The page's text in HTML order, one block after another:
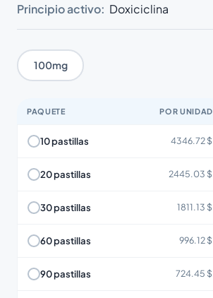
Principio activo: Doxiciclina
100mg
PAQUETE POR UNIDAD
10 pastillas 4346.72 $
20 pastillas 2445.03 $
30 pastillas 1811.13 $
60 pastillas 996.12 $
90 pastillas 724.45 $